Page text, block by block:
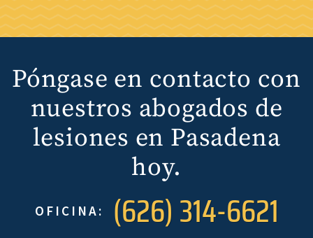
Póngase en contacto con
nuestros abogados de
lesiones en Pasadena
hoy.
OFICINA: (626) 314-6621